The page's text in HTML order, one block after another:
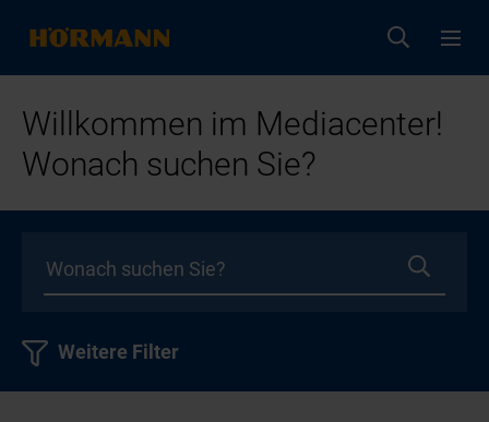
Willkommen im Mediacenter!
Wonach suchen Sie?
Weitere Filter